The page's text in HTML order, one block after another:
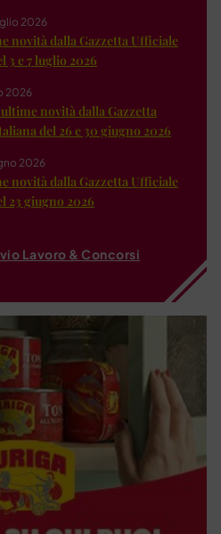
2026
novità dalla Gazzetta Ufficiale
3 e 7 luglio 2026
2026
novità dalla Gazzetta
del 26 e 30 giugno 2026
2026
novità dalla Gazzetta Ufficiale
23 giugno 2026
Lavoro & Concorsi